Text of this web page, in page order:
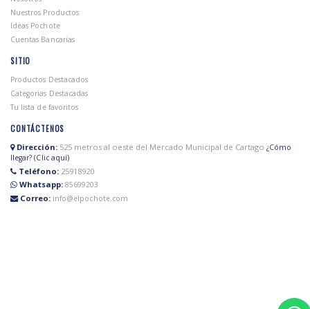
Nuestros Productos
Ideas Pochote
Cuentas Bancarias
SITIO
Productos Destacados
Categorias Destacadas
Tu lista de favoritos
CONTÁCTENOS
Dirección: 525 metros al oeste del Mercado Municipal de Cartago ¿Cómo
llegar? (Clic aquí)
Teléfono: 25918920
Whatsapp: 85699203
Correo: info@elpochote.com